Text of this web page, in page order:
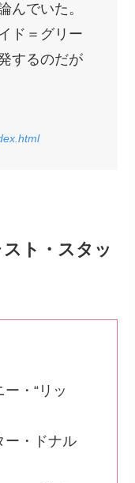
んでいた。
ド＝グリー
するのだが
スト・スタッ
・“リッ
ー・ドナル